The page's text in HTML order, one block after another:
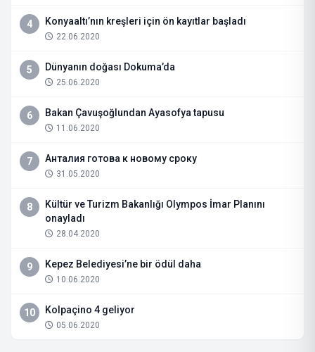
4 Konyaaltı’nın kreşleri için ön kayıtlar başladı
22.06.2020
5 Dünyanın doğası Dokuma’da
25.06.2020
6 Bakan Çavuşoğlundan Ayasofya tapusu
11.06.2020
7 Анталия готова к новому сроку
31.05.2020
8
Kültür ve Turizm Bakanlığı Olympos İmar Planını
onayladı
28.04.2020
9 Kepez Belediyesi’ne bir ödül daha
10.06.2020
10 Kolpaçino 4 geliyor
05.06.2020